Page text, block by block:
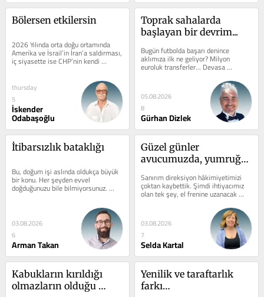
Bölersen etkilersin
2026 Yılında orta doğu ortamında
Amerika ve İsrail’in İran’a saldırması,
iç siyasette ise CHP’nin kendi
içindeki mücadelenin yeni bir...
thursday
5
İskender
Odabaşoğlu
Toprak sahalarda
başlayan bir devrim...
Bugün futbolda başarı denince
aklımıza ilk ne geliyor? Milyon
euroluk transferler... Devasa
05.08.2026
8
Gürhan Dizlek
İtibarsızlık bataklığı
Bu, doğum işi aslında oldukça büyük
bir konu. Her şeyden evvel
doğduğunuzu bile bilmiyorsunuz.
Hatta doğacağınızı bile
03.08.2026
6
Arman Takan
Güzel günler
avucumuzda, yumruğu
Sanırım direksiyon hâkimiyetimizi
çoktan kaybettik. Şimdi ihtiyacımız
olan tek şey, el frenine uzanacak
kadar cesaret. Ne zaman en...
03.08.2026
7
Selda Kartal
Kabukların kırıldığı
olmazların olduğu
Yenilik ve taraftarlık
farkı…